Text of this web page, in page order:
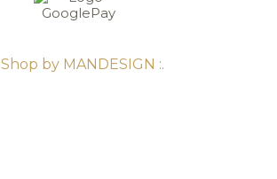
Shop by MANDESIGN :.